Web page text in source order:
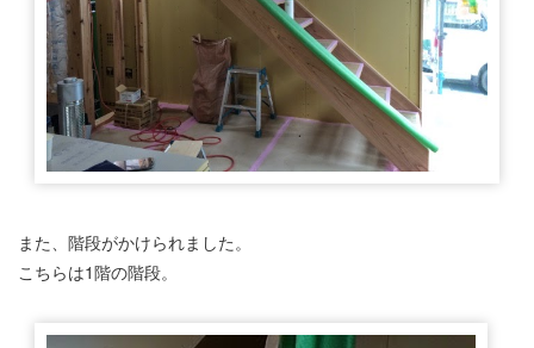
また、階段がかけられました。
こちらは1階の階段。